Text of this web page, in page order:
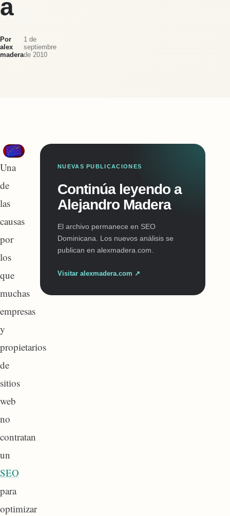
a
Por
alex
madera
1 de
septiembre
de 2010
Una
de
las
causas
por
los
que
muchas
empresas
y
propietarios
de
sitios
web
no
contratan
un
SEO
para
optimizar
NUEVAS PUBLICACIONES
Continúa leyendo a
Alejandro Madera
El archivo permanece en SEO
Dominicana. Los nuevos análisis se
publican en alexmadera.com.
Visitar alexmadera.com ↗